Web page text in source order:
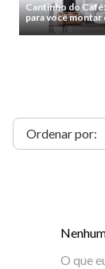
Cantinho do
para você montar
O que